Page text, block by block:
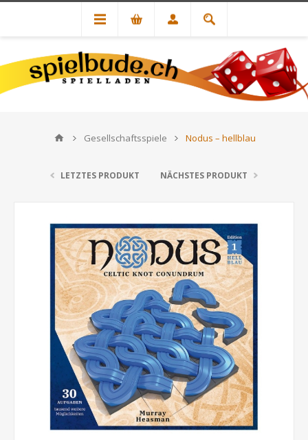
Gesellschaftsspiele Nodus – hellblau
LETZTES PRODUKT NÄCHSTES PRODUKT